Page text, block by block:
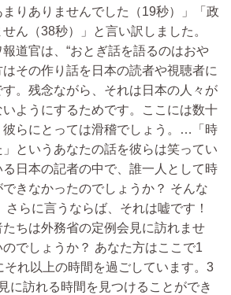
りありませんでした（19秒）」「政
ん（38秒）」と言い訳しました。
道官は、“おとぎ話を語るのはおや
その作り話を日本の読者や視聴者に
。残念ながら、それは日本の人々が
ようにするためです。ここには数十
彼らにとっては滑稽でしょう。…「時
というあなたの話を彼らは笑ってい
日本の記者の中で、誰一人として時
きなかったのでしょうか？ そんな
さらに言うならば、それは嘘です！
ちは外務省の定例会見に訪れませ
でしょうか？ あなた方はここで1
れ以上の時間を過ごしています。3
に訪れる時間を見つけることができ